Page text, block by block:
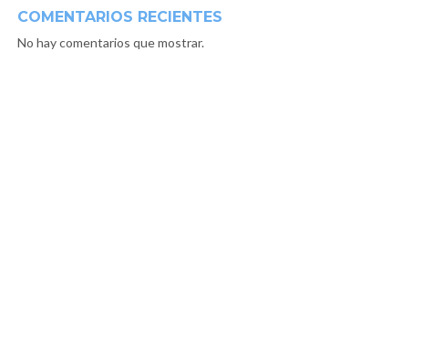
COMENTARIOS RECIENTES
No hay comentarios que mostrar.